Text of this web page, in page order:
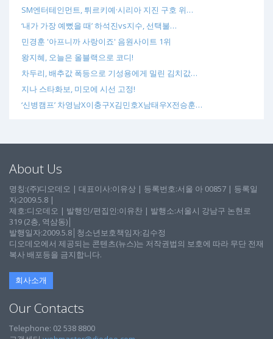
SM엔터테인먼트, 튀르키예·시리아 지진 구호 위…
‘내가 가장 예뻤을 때’ 하석진vs지수, 선택불…
민경훈 '아프니까 사랑이죠' 음원사이트 1위
왕지혜, 오늘은 올블랙으로 코디!
차두리, 배추값 폭등으로 기성용에게 밀린 김치값…
지나 스타화보, 미모에 시선 고정!
‘신병캠프’ 차영남X이충구X김민호X남태우X전승훈…
About Us
명칭:(주)디오데오 | 대표이사:이유상 | 등록번호:서울 아 00857 | 등록일
자:2009.5.8 |
제호:디오데오 | 발행인/편집인:이유찬 | 발행소:서울시 강남구 논현로
319 (2층, 역삼동)│
발행일자:2009.5.8│청소년보호책임자:김수정
디오데오에서 제공되는 콘텐츠(뉴스)는 저작권법의 보호에 따라 무단 전재
복사 배포등을 금지합니다.
회사소개
Our Contacts
Telephone: 02 538 8800